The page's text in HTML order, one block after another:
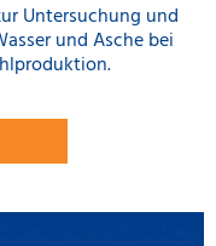
Untersuchung und
und Asche bei